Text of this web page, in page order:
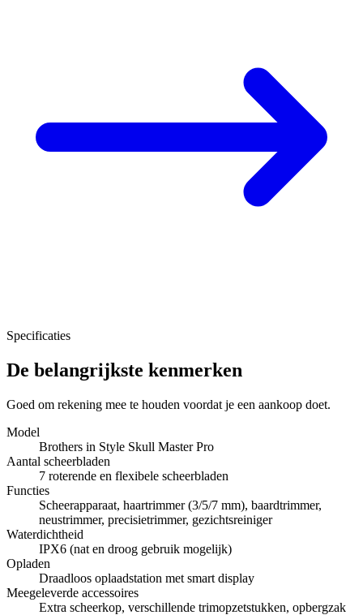
Specificaties
De belangrijkste kenmerken
Goed om rekening mee te houden voordat je een aankoop doet.
Model
Brothers in Style Skull Master Pro
Aantal scheerbladen
7 roterende en flexibele scheerbladen
Functies
Scheerapparaat, haartrimmer (3/5/7 mm), baardtrimmer,
neustrimmer, precisietrimmer, gezichtsreiniger
Waterdichtheid
IPX6 (nat en droog gebruik mogelijk)
Opladen
Draadloos oplaadstation met smart display
Meegeleverde accessoires
Extra scheerkop, verschillende trimopzetstukken, opbergzak